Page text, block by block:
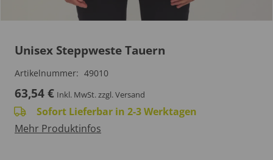
Unisex Steppweste Tauern
Artikelnummer: 49010
63,54€ Inkl. MwSt.zzgl. Versand
Sofort Lieferbar in 2-3 Werktagen
Mehr Produktinfos